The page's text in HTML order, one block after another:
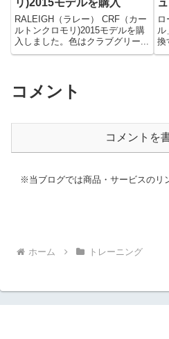
RALEIGH（ラレー） CRF（カー
ルトンクロモリ)2015モデルを購
入しました。色はクラブグリー...
ル
換
性
コメント
コメントを
※当ブログでは商品・サービスのリ
ホーム トレーニング